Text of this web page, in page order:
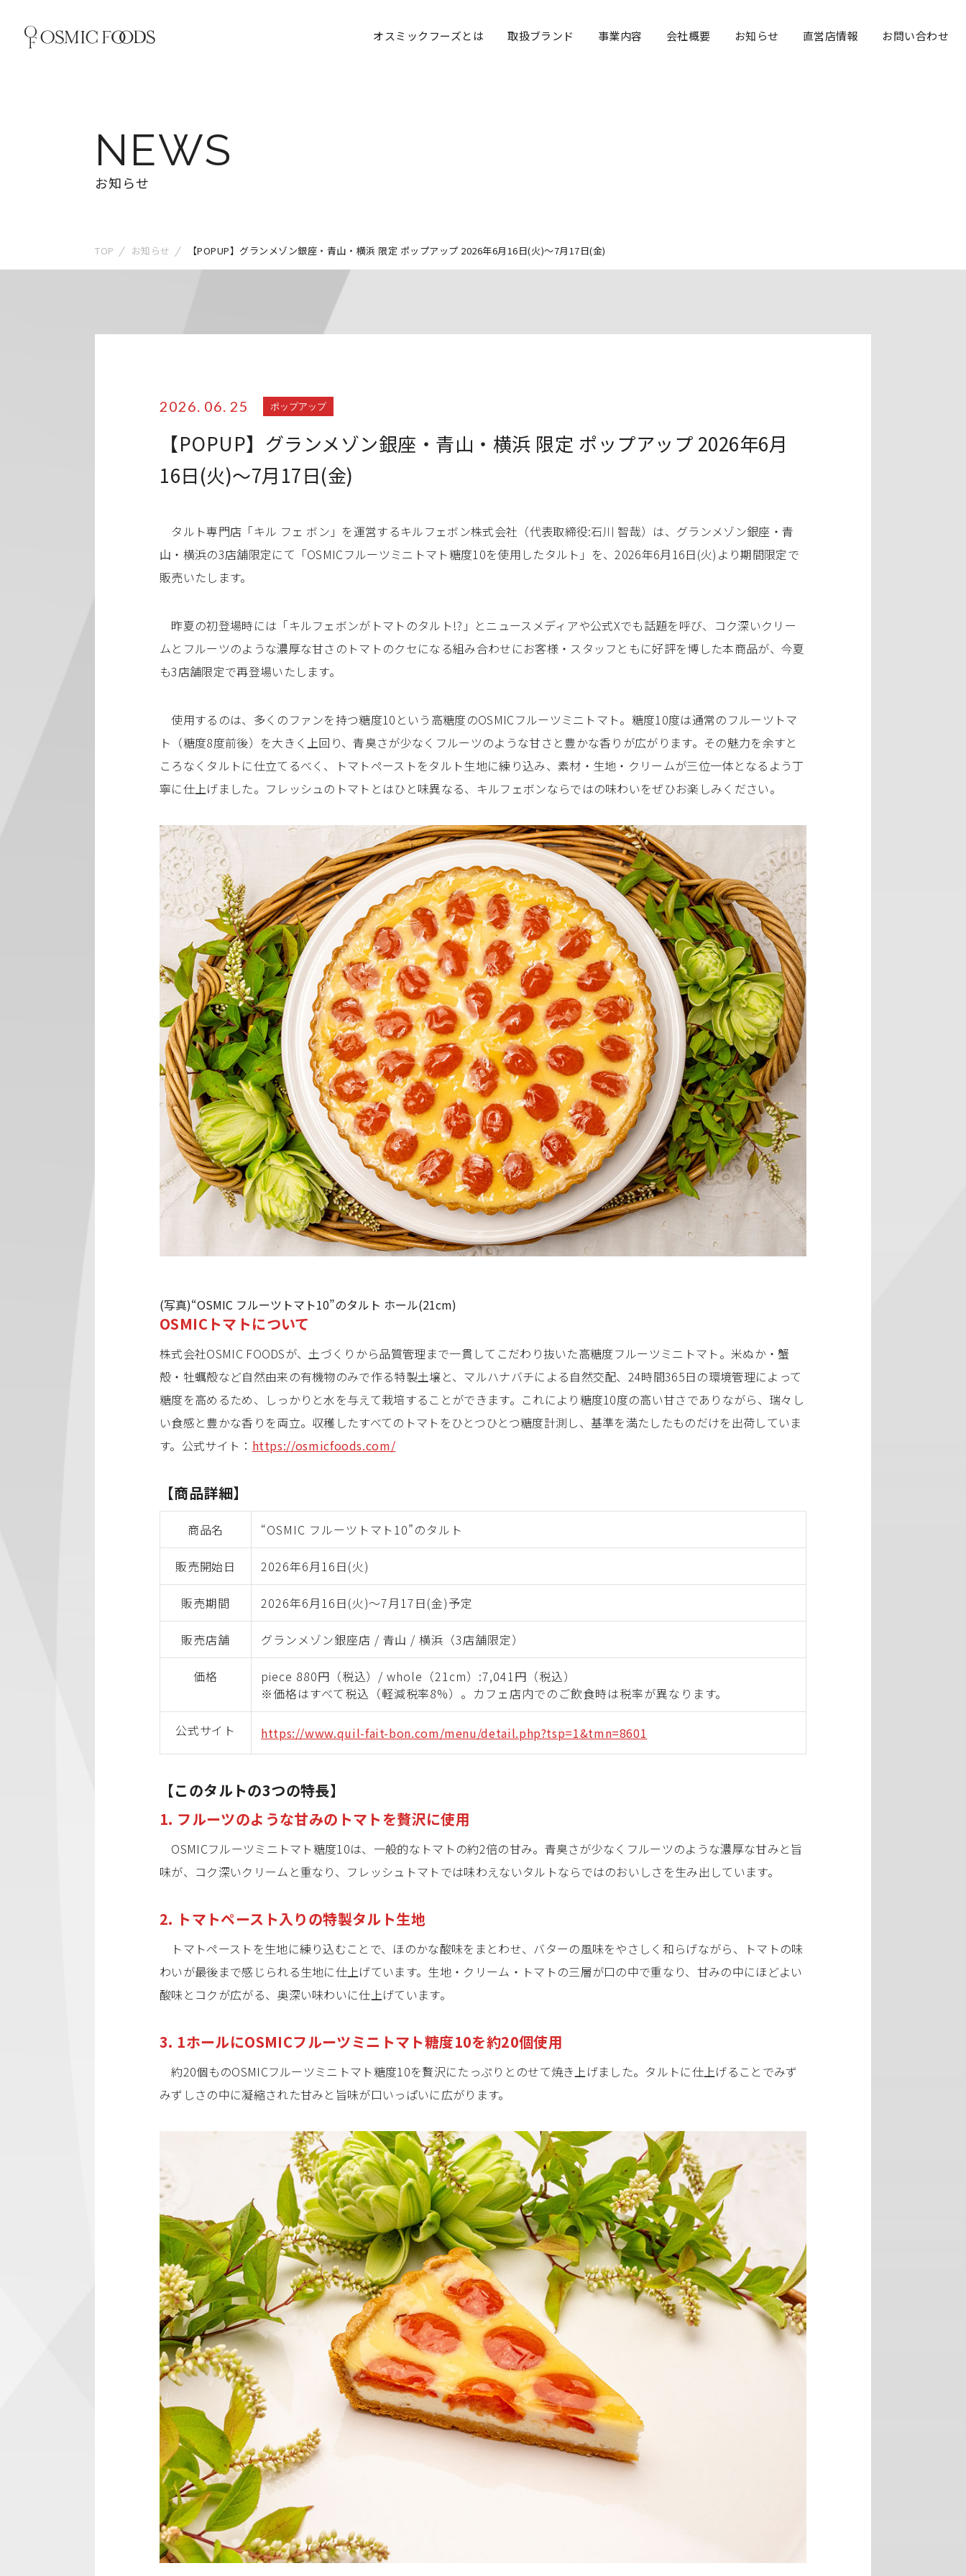
Navigation
オスミックフーズとは 取扱ブランド 事業内容 会社概要 お知らせ 直営店情報 お問い合わせ
NEWS
お知らせ
TOP お知らせ 【POPUP】グランメゾン銀座・青山・横浜 限定 ポップアップ 2026年6月16日(火)～7月17日(金)
2026. 06. 25 ポップアップ
【POPUP】グランメゾン銀座・青山・横浜 限定 ポップアップ 2026年6月
16日(火)～7月17日(金)
タルト専門店「キル フェ ボン」を運営するキルフェボン株式会社（代表取締役:石川 智哉）は、グランメゾン銀座・青
山・横浜の3店舗限定にて「OSMICフルーツミニトマト糖度10を使用したタルト」を、2026年6月16日(火)より期間限定で
販売いたします。
昨夏の初登場時には「キルフェボンがトマトのタルト!?」とニュースメディアや公式Xでも話題を呼び、コク深いクリー
ムとフルーツのような濃厚な甘さのトマトのクセになる組み合わせにお客様・スタッフともに好評を博した本商品が、今夏
も3店舗限定で再登場いたします。
使用するのは、多くのファンを持つ糖度10という高糖度のOSMICフルーツミニトマト。糖度10度は通常のフルーツトマ
ト（糖度8度前後）を大きく上回り、青臭さが少なくフルーツのような甘さと豊かな香りが広がります。その魅力を余すと
ころなくタルトに仕立てるべく、トマトペーストをタルト生地に練り込み、素材・生地・クリームが三位一体となるよう丁
寧に仕上げました。フレッシュのトマトとはひと味異なる、キルフェボンならではの味わいをぜひお楽しみください。
(写真)“OSMIC フルーツトマト10”のタルト ホール(21cm)
OSMICトマトについて
株式会社OSMIC FOODSが、土づくりから品質管理まで一貫してこだわり抜いた高糖度フルーツミニトマト。米ぬか・蟹
殻・牡蠣殻など自然由来の有機物のみで作る特製土壌と、マルハナバチによる自然交配、24時間365日の環境管理によって
糖度を高めるため、しっかりと水を与えて栽培することができます。これにより糖度10度の高い甘さでありながら、瑞々し
い食感と豊かな香りを両立。収穫したすべてのトマトをひとつひとつ糖度計測し、基準を満たしたものだけを出荷していま
す。公式サイト： https://osmicfoods.com/
【商品詳細】
商品名 “OSMIC フルーツトマト10”のタルト
販売開始日 2026年6月16日(火)
販売期間 2026年6月16日(火)〜7月17日(金)予定
販売店舗 グランメゾン銀座店 / 青山 / 横浜（3店舗限定）
価格
piece 880円（税込）/ whole（21cm）:7,041円（税込）
※価格はすべて税込（軽減税率8%）。カフェ店内でのご飲食時は税率が異なります。
公式サイト https://www.quil-fait-bon.com/menu/detail.php?tsp=1&tmn=8601
【このタルトの3つの特長】
1. フルーツのような甘みのトマトを贅沢に使用
OSMICフルーツミニトマト糖度10は、一般的なトマトの約2倍の甘み。青臭さが少なくフルーツのような濃厚な甘みと旨
味が、コク深いクリームと重なり、フレッシュトマトでは味わえないタルトならではのおいしさを生み出しています。
2. トマトペースト入りの特製タルト生地
トマトペーストを生地に練り込むことで、ほのかな酸味をまとわせ、バターの風味をやさしく和らげながら、トマトの味
わいが最後まで感じられる生地に仕上げています。生地・クリーム・トマトの三層が口の中で重なり、甘みの中にほどよい
酸味とコクが広がる、奥深い味わいに仕上げています。
3. 1ホールにOSMICフルーツミニトマト糖度10を約20個使用
約20個ものOSMICフルーツミニトマト糖度10を贅沢にたっぷりとのせて焼き上げました。タルトに仕上げることでみず
みずしさの中に凝縮された甘みと旨味が口いっぱいに広がります。